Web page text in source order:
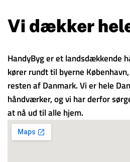
Vi dækker
HandyByg er et landsdækkende
kører rundt til byerne
resten af Danmark. Vi er hele
håndværker, og vi har derfor
at nå ud til alle hjem.